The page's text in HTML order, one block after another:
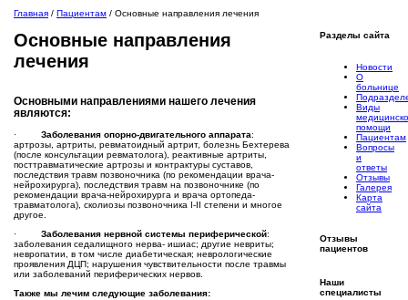
Главная / Пациентам / Основные направления лечения
Основные направления
лечения
Основными направлениями нашего лечения
являются:
· Заболевания опорно-двигательного аппарата:
артрозы, артриты, ревматоидный артрит, болезнь Бехтерева
(после консультации ревматолога), реактивные артриты,
посттравматические артрозы и контрактуры суставов,
последствия травм позвоночника (по рекомендации врача-
нейрохирурга), последствия травм на позвоночнике (по
рекомендации врача-нейрохирурга и врача ортопеда-
травматолога), сколиозы позвоночника I-II степени и многое
другое.
· Заболевания нервной системы периферической:
заболевания седалищного нерва- ишиас; другие невриты;
невропатии, в том числе диабетическая; неврологические
проявления ДЦП; нарушения чувствительности после травмы
или заболеваний периферических нервов.
Также мы лечим следующие заболевания:
Разделы сайта
Новости
О
больнице
Виды
помощи
Пациентам
Вопросы
и
ответы
Отзывы
Галерея
Карта
сайта
Отзывы
пациентов
Наши
специалисты